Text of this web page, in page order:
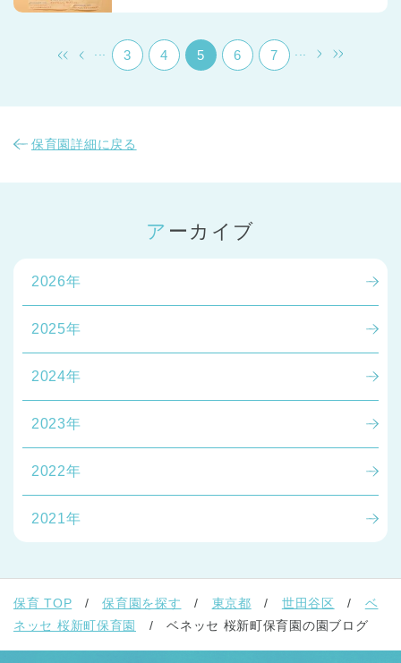
3 4 5 6 7
保育園詳細に戻る
アーカイブ
2026年
2025年
2024年
2023年
2022年
2021年
保育 TOP 保育園を探す 東京都 世田谷区
ベ
ネッセ 桜新町保育園
ベネッセ 桜新町保育園の園ブログ